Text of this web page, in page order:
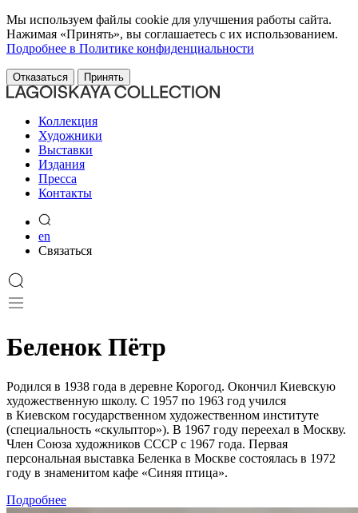
Мы используем файлы cookie для улучшения работы сайта.
Нажимая «Принять», вы соглашаетесь с их использованием.
Подробнее в Политике конфиденциальности
Отказаться Принять
Коллекция
Художники
Выставки
Издания
Пресса
Контакты
en
Связаться
Беленок Пётр
Родился в 1938 года в деревне Корогод. Окончил Киевскую
художественную школу. С 1957 по 1963 год учился
в Киевском государственном художественном институте
(специальность «скульптор»). В 1967 году переехал в Москву.
Член Союза художников СССР с 1967 года. Первая
персональная выставка Беленка в Москве состоялась в 1972
году в знаменитом кафе «Синяя птица».
Подробнее